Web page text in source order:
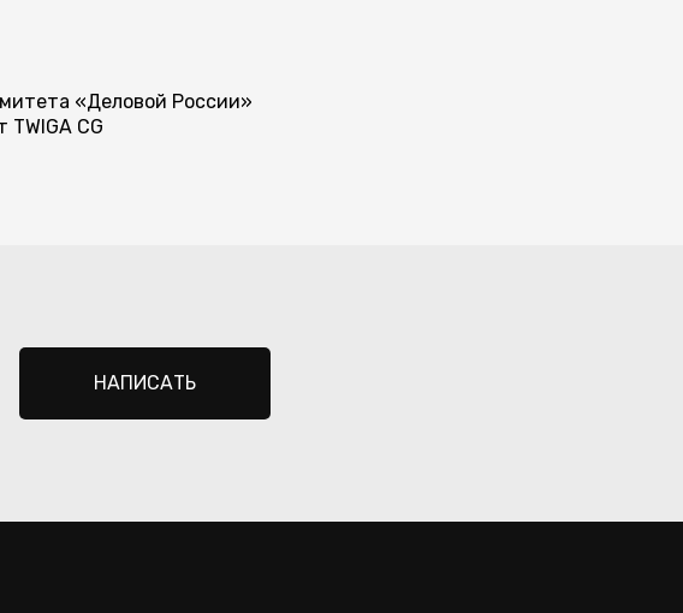
«Деловой России»
CG
НАПИСАТЬ